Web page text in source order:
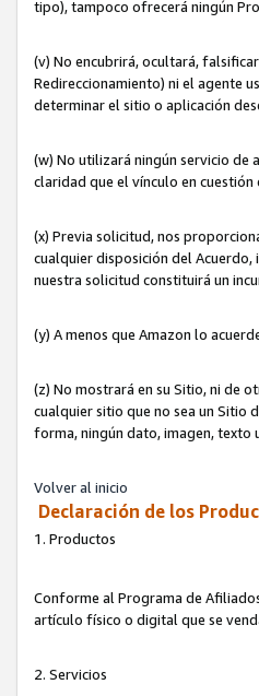
tipo), tampoco ofrecerá ningún
(v) No encubrirá, ocultará,
Redireccionamiento) ni el agente
determinar el sitio o aplicación
(w) No utilizará ningún servicio de
claridad que el vínculo en cuestión
(x) Previa solicitud, nos
cualquier disposición del
nuestra solicitud constituirá un
(y) A menos que Amazon lo
(z) No mostrará en su Sitio, ni de
cualquier sitio que no sea un Sitio
forma, ningún dato, imagen, texto
Volver al inicio
Declaración de los
1. Productos
Conforme al Programa de
artículo físico o digital que se
2. Servicios